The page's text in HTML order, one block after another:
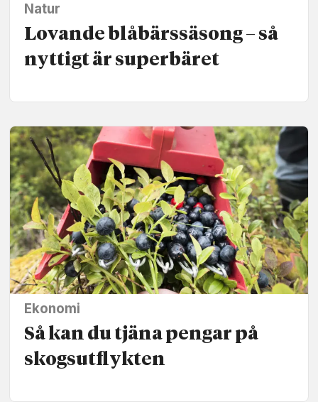
Natur
Lovande blåbärssäsong – så
nyttigt är superbäret
Ekonomi
Så kan du tjäna pengar på
skogs­utflykten